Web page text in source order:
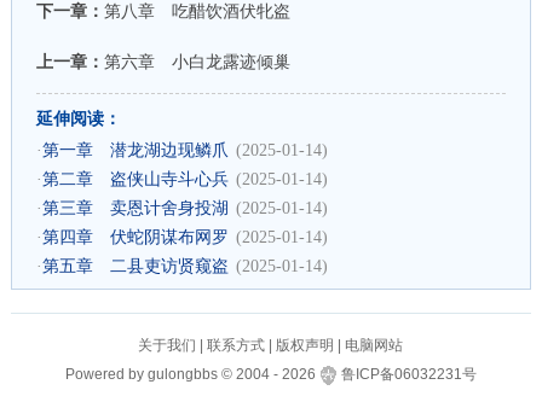
下一章： 第八章 吃醋饮酒伏牝盗
上一章： 第六章 小白龙露迹倾巢
延伸阅读：
·第一章 潜龙湖边现鳞爪 (2025-01-14)
·第二章 盗侠山寺斗心兵 (2025-01-14)
·第三章 卖恩计舍身投湖 (2025-01-14)
·第四章 伏蛇阴谋布网罗 (2025-01-14)
·第五章 二县吏访贤窥盗 (2025-01-14)
关于我们 |联系方式 版权声明
电脑网站
Powered by gulongbbs ©2004 - 2026 鲁ICP备06032231号